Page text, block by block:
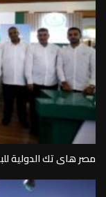
مصر هاى تك الدولية